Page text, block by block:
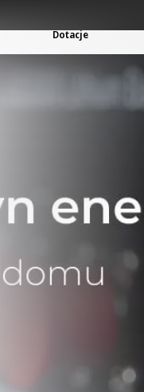
Dotacje